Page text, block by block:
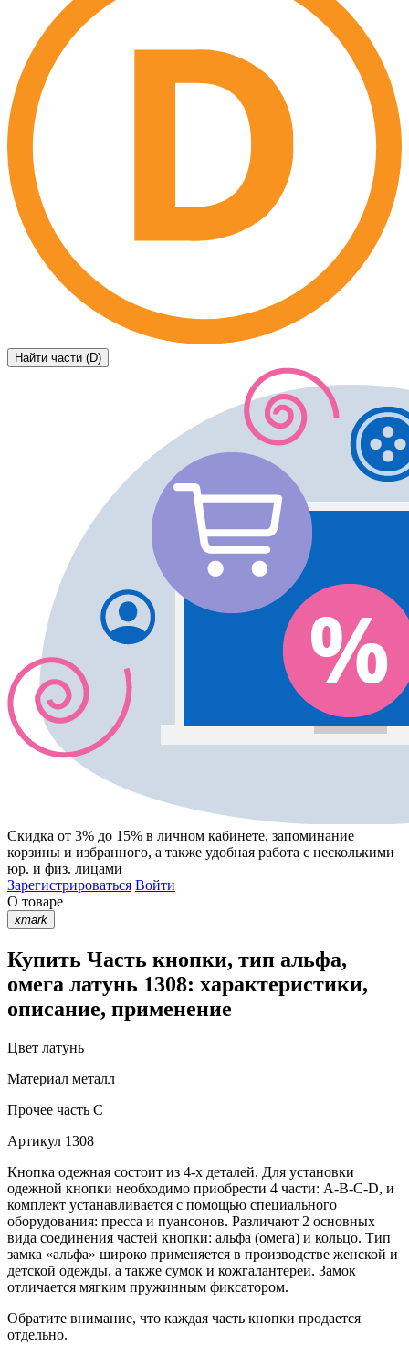
Найти части (D)
Скидка от 3% до 15% в личном кабинете, запоминание
корзины и избранного, а также удобная работа с несколькими
юр. и физ. лицами
Зарегистрироваться Войти
О товаре
xmark
Купить Часть кнопки, тип альфа,
омега латунь 1308: характеристики,
описание, применение
Цвет латунь
Материал металл
Прочее часть С
Артикул 1308
Кнопка одежная состоит из 4-х деталей. Для установки
одежной кнопки необходимо приобрести 4 части: A-B-C-D, и
комплект устанавливается с помощью специального
оборудования: пресса и пуансонов. Различают 2 основных
вида соединения частей кнопки: альфа (омега) и кольцо. Тип
замка «альфа» широко применяется в производстве женской и
детской одежды, а также сумок и кожгалантереи. Замок
отличается мягким пружинным фиксатором.
Обратите внимание, что каждая часть кнопки продается
отдельно.